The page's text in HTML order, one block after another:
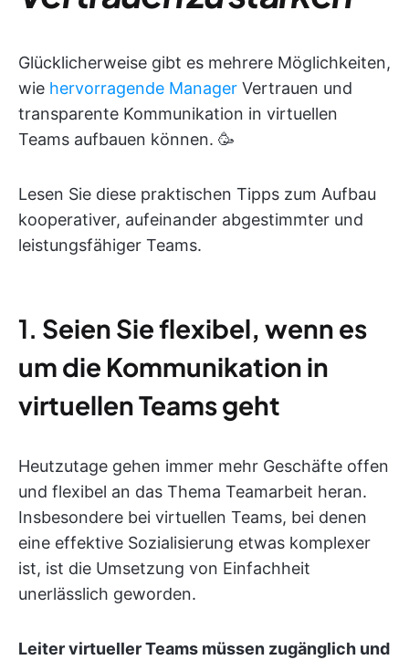
Glücklicherweise gibt es mehrere Möglichkeiten,
wie hervorragende Manager Vertrauen und
transparente Kommunikation in virtuellen
Teams aufbauen können. 🥳
Lesen Sie diese praktischen Tipps zum Aufbau
kooperativer, aufeinander abgestimmter und
leistungsfähiger Teams.
1. Seien Sie flexibel, wenn es
um die Kommunikation in
virtuellen Teams geht
Heutzutage gehen immer mehr Geschäfte offen
und flexibel an das Thema Teamarbeit heran.
Insbesondere bei virtuellen Teams, bei denen
eine effektive Sozialisierung etwas komplexer
ist, ist die Umsetzung von Einfachheit
unerlässlich geworden.
Leiter virtueller Teams müssen zugänglich und